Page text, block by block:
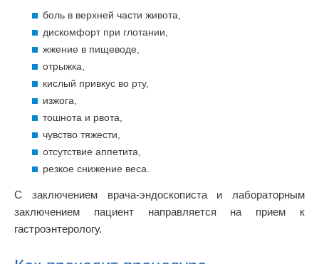
боль в верхней части живота,
дискомфорт при глотании,
жжение в пищеводе,
отрыжка,
кислый привкус во рту,
изжога,
тошнота и рвота,
чувство тяжести,
отсутствие аппетита,
резкое снижение веса.
С заключением врача-эндоскописта и лабораторным
заключением пациент направляется на прием к
гастроэнтерологу.